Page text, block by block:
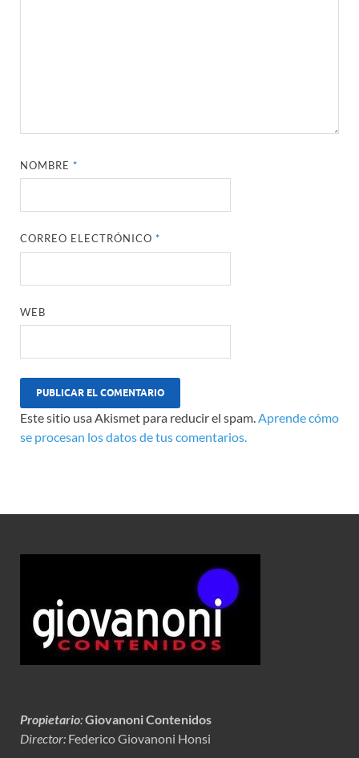
NOMBRE*
CORREO ELECTRÓNICO*
WEB
Este sitio usa Akismet para reducir el spam.Aprende cómo
se procesan los datos de tus comentarios.
Propietario:Giovanoni Contenidos
Director: Federico Giovanoni Honsi